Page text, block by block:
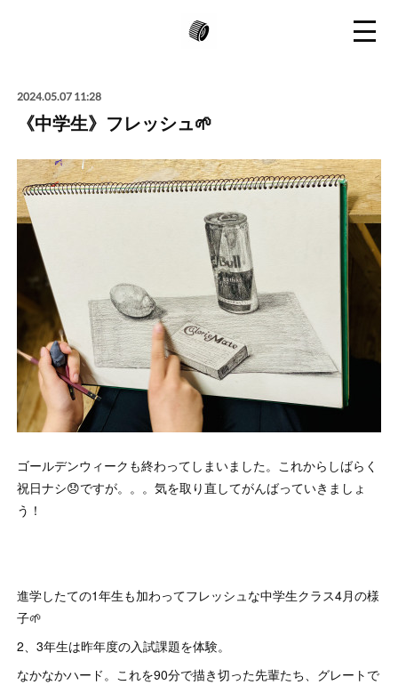
2024.05.07 11:28
《中学生》フレッシュ🌱
ゴールデンウィークも終わってしまいました。これからしばらく
祝日ナシ😞ですが。。。気を取り直してがんばっていきましょ
う！
進学したての1年生も加わってフレッシュな中学生クラス4月の様
子🌱
2、3年生は昨年度の入試課題を体験。
なかなかハード。これを90分で描き切った先輩たち、グレートで